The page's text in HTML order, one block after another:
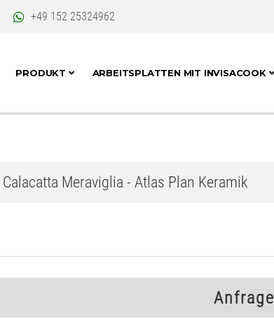
+49 152 25324962
PRODUKT ARBEITSPLATTEN MIT INVISACOOK
Calacatta Meraviglia - Atlas Plan Keramik
Anfrage